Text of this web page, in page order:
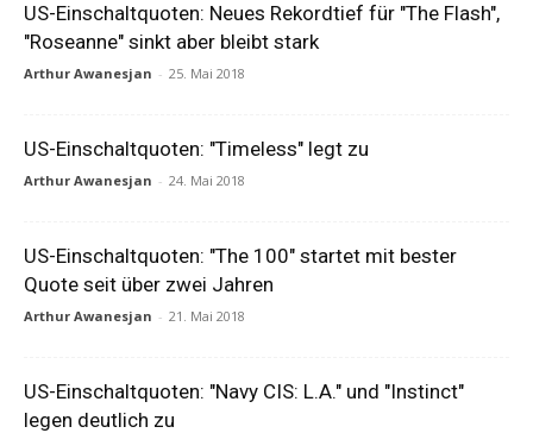
US-Einschaltquoten: Neues Rekordtief für "The Flash",
"Roseanne" sinkt aber bleibt stark
Arthur Awanesjan - 25. Mai 2018
US-Einschaltquoten: "Timeless" legt zu
Arthur Awanesjan - 24. Mai 2018
US-Einschaltquoten: "The 100" startet mit bester
Quote seit über zwei Jahren
Arthur Awanesjan - 21. Mai 2018
US-Einschaltquoten: "Navy CIS: L.A." und "Instinct"
legen deutlich zu